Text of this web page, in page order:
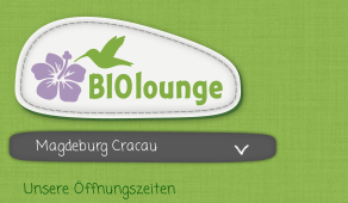
Magdeburg Cracau
Unsere Öffnungszeiten